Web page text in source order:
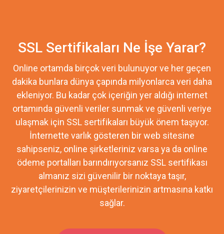
SSL Sertifikaları Ne İşe Yarar?
Online ortamda birçok veri bulunuyor ve her geçen
dakika bunlara dünya çapında milyonlarca veri daha
ekleniyor. Bu kadar çok içeriğin yer aldığı internet
ortamında güvenli veriler sunmak ve güvenli veriye
ulaşmak için SSL sertifikaları büyük önem taşıyor.
İnternette varlık gösteren bir web sitesine
sahipseniz, online şirketleriniz varsa ya da online
ödeme portalları barındırıyorsanız SSL sertifikası
almanız sizi güvenilir bir noktaya taşır,
ziyaretçilerinizin ve müşterilerinizin artmasına katkı
sağlar.